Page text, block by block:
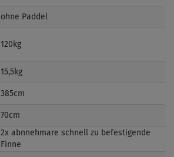
ohne Paddel
120kg
15,5kg
385cm
70cm
2x abnnehmare schnell zu befestigende
Finne